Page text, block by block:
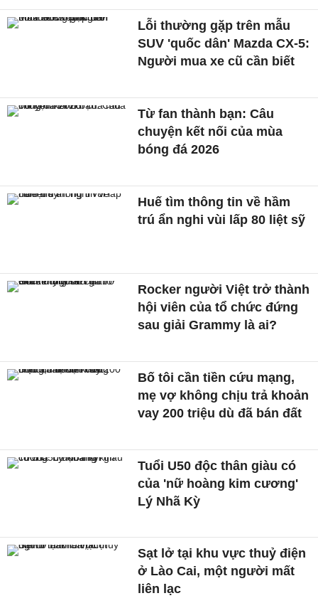
Lỗi thường gặp trên mẫu
SUV 'quốc dân' Mazda CX-5:
Người mua xe cũ cần biết
Từ fan thành bạn: Câu
chuyện kết nối của mùa
bóng đá 2026
Huế tìm thông tin về hầm
trú ẩn nghi vùi lấp 80 liệt sỹ
Rocker người Việt trở thành
hội viên của tổ chức đứng
sau giải Grammy là ai?
Bố tôi cần tiền cứu mạng,
mẹ vợ không chịu trả khoản
vay 200 triệu dù đã bán đất
Tuổi U50 độc thân giàu có
của 'nữ hoàng kim cương'
Lý Nhã Kỳ
Sạt lở tại khu vực thuỷ điện
ở Lào Cai, một người mất
liên lạc